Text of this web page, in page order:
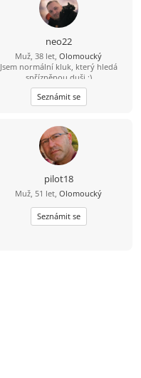
neo22
Muž, 38 let, Olomoucký
Jsem normální kluk, který hledá
spřízněnou duši :)
Seznámit se
pilot18
Muž, 51 let, Olomoucký
Seznámit se